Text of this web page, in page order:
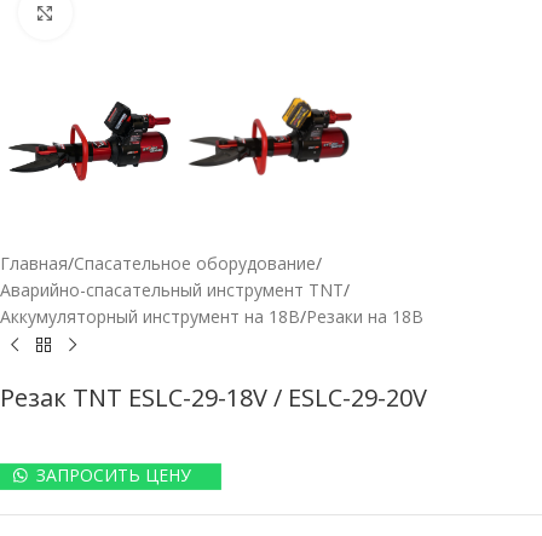
Главная/Спасательное оборудование/
Аварийно-спасательный инструмент TNT/
Аккумуляторный инструмент на 18В/Резаки на 18В
Резак TNT ESLC-29-18V / ESLC-29-20V
ЗАПРОСИТЬ ЦЕНУ